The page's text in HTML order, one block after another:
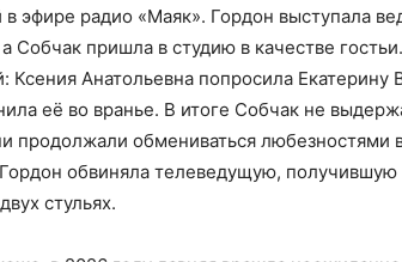
в эфире радио «Маяк». Гордон выступала
Собчак пришла в студию в качестве
Ксения Анатольевна попросила
её во вранье. В итоге Собчак не
продолжали обмениваться любезностями
обвиняла телеведущую, получившую
стульях.